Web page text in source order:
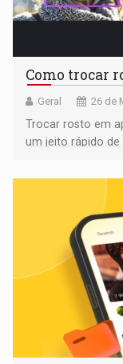
Como trocar
Geral 26 de
Trocar rosto em
um jeito rápido de